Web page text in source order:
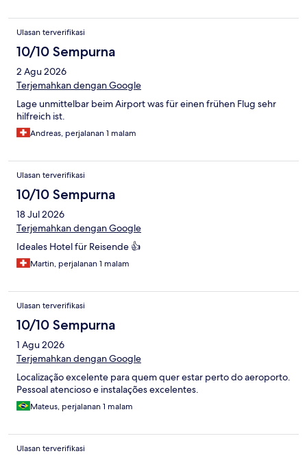
Ulasan terverifikasi
10/10 Sempurna
2 Agu 2026
Terjemahkan dengan Google
Lage unmittelbar beim Airport was für einen frühen Flug sehr
hilfreich ist.
Andreas, perjalanan 1 malam
Ulasan terverifikasi
10/10 Sempurna
18 Jul 2026
Terjemahkan dengan Google
Ideales Hotel für Reisende 👍
Martin, perjalanan 1 malam
Ulasan terverifikasi
10/10 Sempurna
1 Agu 2026
Terjemahkan dengan Google
Localização excelente para quem quer estar perto do aeroporto.
Pessoal atencioso e instalações excelentes.
Mateus, perjalanan 1 malam
Ulasan terverifikasi